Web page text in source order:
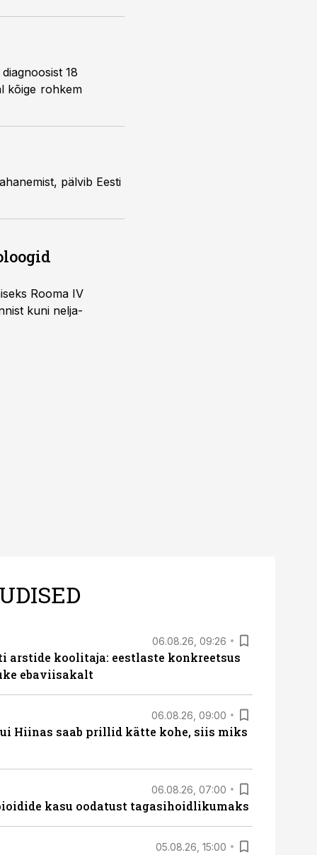
Rooma IV
kuni nelja-
06.08.26, 09:26
arstide koolitaja: eestlaste konkreetsus
ebaviisakalt
06.08.26, 09:00
Hiinas saab prillid kätte kohe, siis miks
06.08.26, 07:00
kasu oodatust tagasihoidlikumaks
05.08.26, 15:00